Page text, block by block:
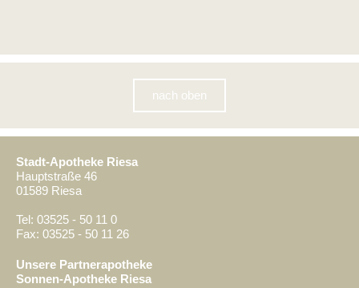
nach oben
Stadt-Apotheke Riesa
Hauptstraße 46
01589 Riesa
Tel: 03525 - 50 11 0
Fax: 03525 - 50 11 26
Unsere Partnerapotheke
Sonnen-Apotheke Riesa